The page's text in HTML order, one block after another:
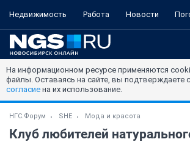
Недвижимость Работа Новости
На информационном ресурсе применяются
файлы. Оставаясь на сайте, вы подтверждаете
согласие на их использование.
НГС.Форум SHE Мода и красота
Клуб любителей